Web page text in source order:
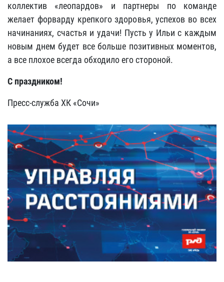
коллектив «леопардов» и партнеры по команде
желает форварду крепкого здоровья, успехов во всех
начинаниях, счастья и удачи! Пусть у Ильи с каждым
новым днем будет все больше позитивных моментов,
а все плохое всегда обходило его стороной.
С праздником!
Пресс-служба ХК «Сочи»